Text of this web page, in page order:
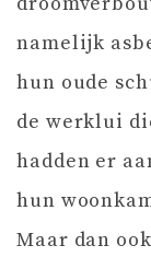
namelijk
hun oude
de werklui
hadden er
hun
Maar dan